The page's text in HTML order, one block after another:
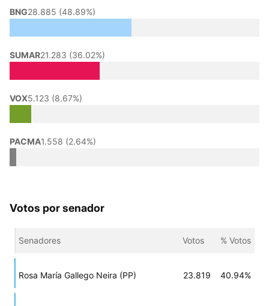
BNG28.885 (48.89%)
SUMAR21.283 (36.02%)
VOX5.123 (8.67%)
PACMA1.558 (2.64%)
Votos por senador
Senadores Votos % Votos
Rosa María Gallego Neira (PP) 23.819 40.94%